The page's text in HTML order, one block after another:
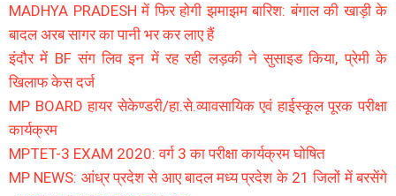
MADHYA PRADESH में फिर होगी झमाझम बारिश: बंगाल की खाड़ी के
बादल अरब सागर का पानी भर कर लाए हैं
इंदौर में BF संग लिव इन में रह रही लड़की ने सुसाइड किया, प्रेमी के
खिलाफ केस दर्ज
MP BOARD हायर सेकेण्डरी/हा.से.व्यावसायिक एवं हाईस्कूल पूरक परीक्षा
कार्यक्रम
MPTET-3 EXAM 2020: वर्ग 3 का परीक्षा कार्यक्रम घोषित
MP NEWS: आंध्र प्रदेश से आए बादल मध्य प्रदेश के 21 जिलों में बरसेंगे